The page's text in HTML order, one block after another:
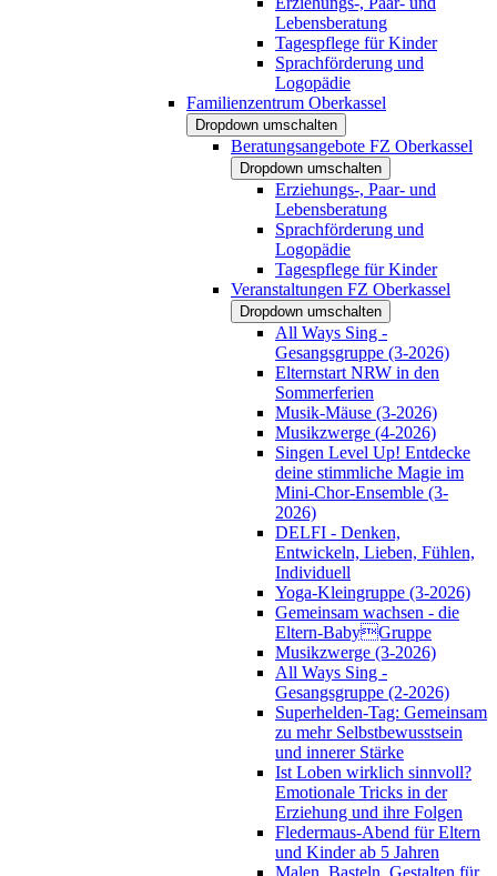
Lebensberatung
Tagespflege für Kinder
Sprachförderung und
Logopädie
Familienzentrum Oberkassel
Dropdown umschalten
Beratungsangebote FZ Oberkassel
Dropdown umschalten
Erziehungs-, Paar- und
Lebensberatung
Sprachförderung und
Logopädie
Tagespflege für Kinder
Veranstaltungen FZ Oberkassel
Dropdown umschalten
All Ways Sing -
Gesangsgruppe (3-2026)
Elternstart NRW in den
Sommerferien
Musik-Mäuse (3-2026)
Musikzwerge (4-2026)
Singen Level Up! Entdecke
deine stimmliche Magie im
Mini-Chor-Ensemble (3-
2026)
DELFI - Denken,
Entwickeln, Lieben, Fühlen,
Individuell
Yoga-Kleingruppe (3-2026)
Gemeinsam wachsen - die
Eltern-BabyGruppe
Musikzwerge (3-2026)
All Ways Sing -
Gesangsgruppe (2-2026)
Superhelden-Tag: Gemeinsam
zu mehr Selbstbewusstsein
und innerer Stärke
Ist Loben wirklich sinnvoll?
Emotionale Tricks in der
Erziehung und ihre Folgen
Fledermaus-Abend für Eltern
und Kinder ab 5 Jahren
Malen, Basteln, Gestalten für